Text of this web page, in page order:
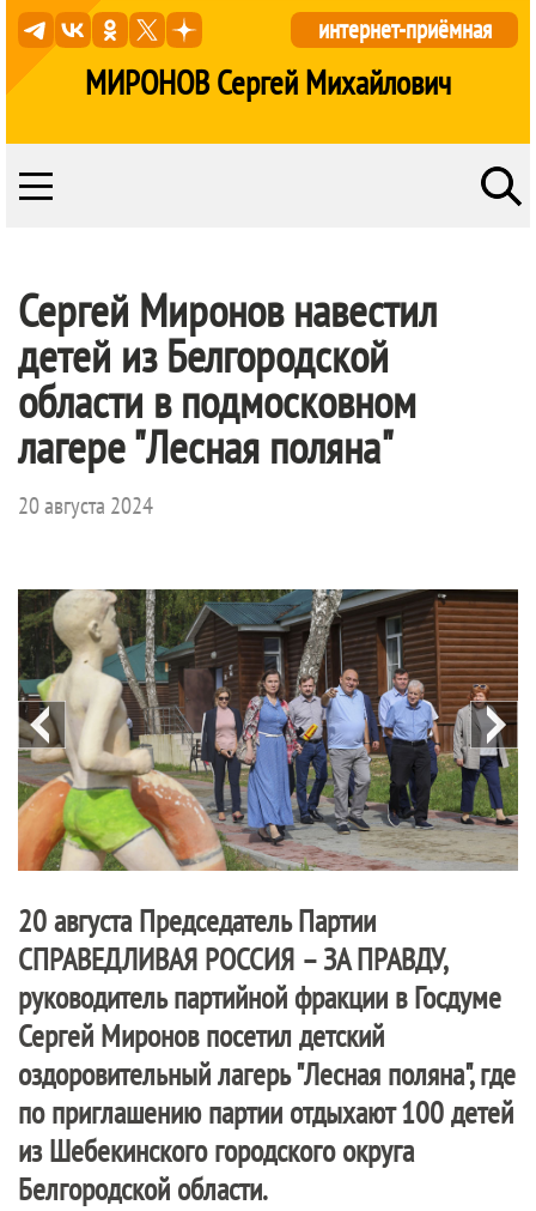
МИРОНОВ Сергей Михайлович
интернет-приёмная
Сергей Миронов навестил
детей из Белгородской
области в подмосковном
лагере "Лесная поляна"
20 августа 2024
20 августа Председатель Партии
СПРАВЕДЛИВАЯ РОССИЯ – ЗА ПРАВДУ,
руководитель партийной фракции в Госдуме
Сергей Миронов посетил детский
оздоровительный лагерь "Лесная поляна", где
по приглашению партии отдыхают 100 детей
из Шебекинского городского округа
Белгородской области.